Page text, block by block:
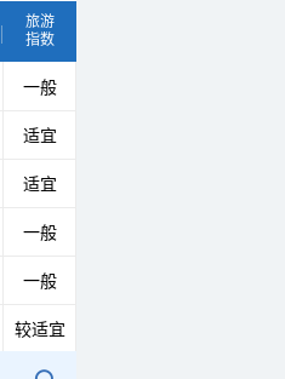
旅游
指数
一般
适宜
适宜
一般
一般
较适宜